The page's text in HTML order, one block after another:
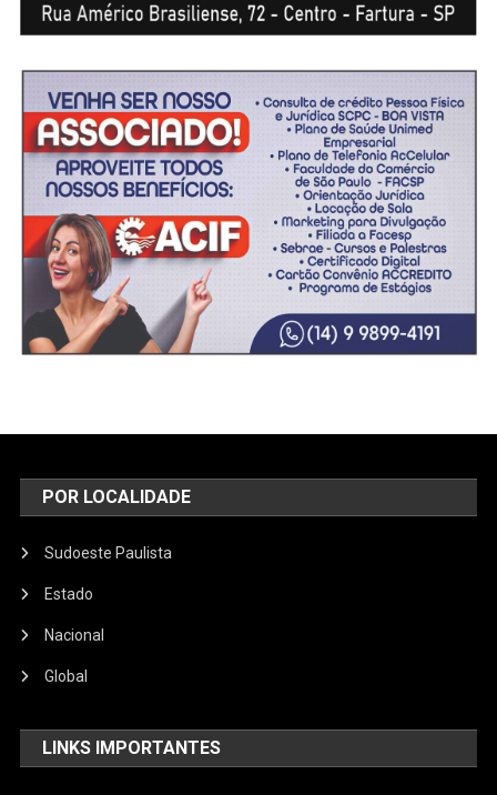
POR LOCALIDADE
Sudoeste Paulista
Estado
Nacional
Global
LINKS IMPORTANTES